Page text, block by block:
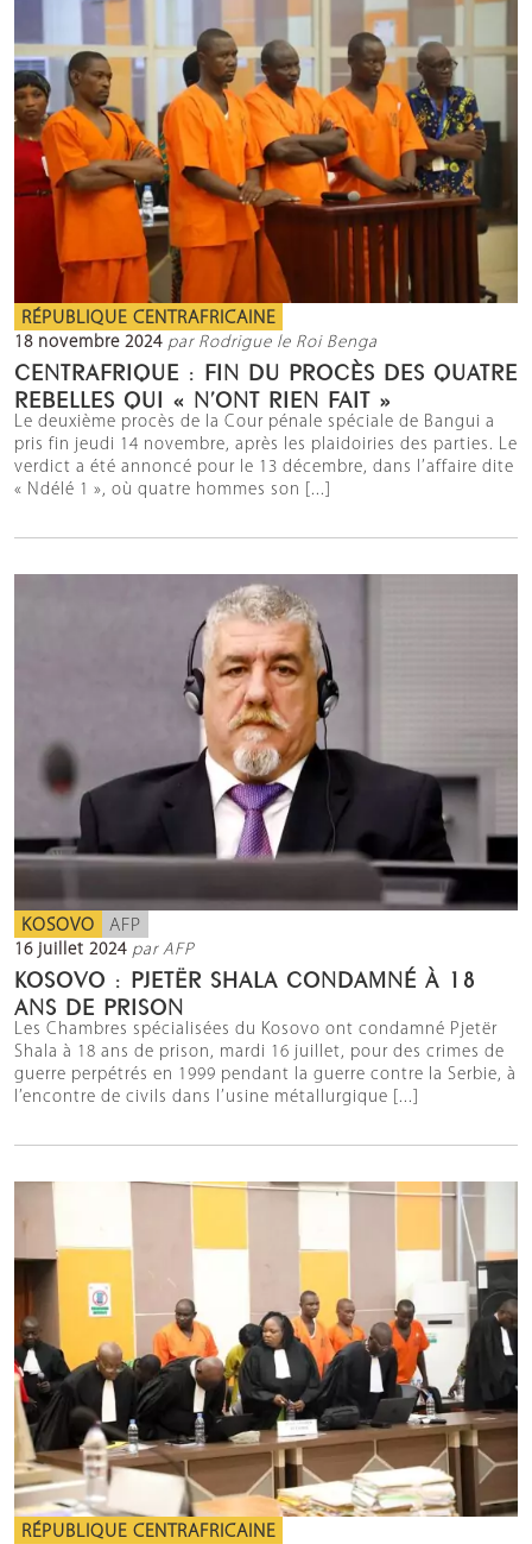
RÉPUBLIQUE CENTRAFRICAINE
18 novembre 2024 par Rodrigue le Roi Benga
CENTRAFRIQUE : FIN DU PROCÈS DES QUATRE
REBELLES QUI « N’ONT RIEN FAIT »
Le deuxième procès de la Cour pénale spéciale de Bangui a
pris fin jeudi 14 novembre, après les plaidoiries des parties. Le
verdict a été annoncé pour le 13 décembre, dans l’affaire dite
« Ndélé 1 », où quatre hommes son [...]
KOSOVO AFP
16 juillet 2024 par AFP
KOSOVO : PJETËR SHALA CONDAMNÉ À 18
ANS DE PRISON
Les Chambres spécialisées du Kosovo ont condamné Pjetër
Shala à 18 ans de prison, mardi 16 juillet, pour des crimes de
guerre perpétrés en 1999 pendant la guerre contre la Serbie, à
l’encontre de civils dans l’usine métallurgique [...]
RÉPUBLIQUE CENTRAFRICAINE